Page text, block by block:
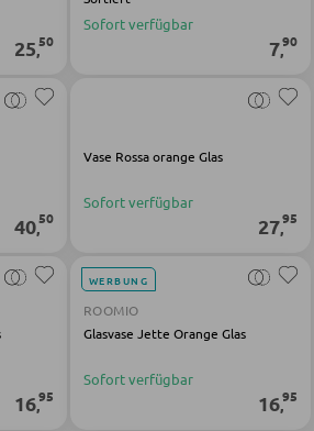
25,50
Sofort verfügbar
7,90
40,50
Vase Rossa orange Glas
Sofort verfügbar
27,95
16,95
WERBUNG
ROOMIO
Glasvase Jette Orange Glas
Sofort verfügbar
16,95